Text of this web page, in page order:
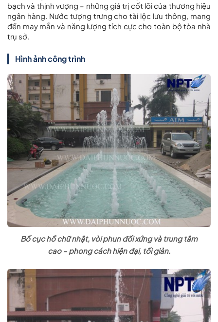
bạch và thịnh vượng – những giá trị cốt lõi của thương hiệu
ngân hàng. Nước tượng trưng cho tài lộc lưu thông, mang
đến may mắn và năng lượng tích cực cho toàn bộ tòa nhà
trụ sở.
Hình ảnh công trình
Bố cục hồ chữ nhật, vòi phun đối xứng và trung tâm
cao – phong cách hiện đại, tối giản.